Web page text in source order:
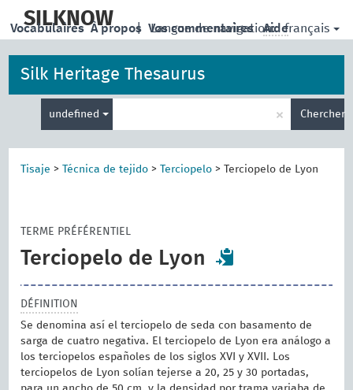
main
SILKNOW | Langue de navigation: français
Vocabulaires À propos Vos commentaires Aide
Silk Heritage Thesaurus
undefined
de
recherche
× Chercher
Tisaje > Técnica de tejido > Terciopelo > Terciopelo de Lyon
TERME PRÉFÉRENTIEL
Terciopelo de Lyon
DÉFINITION
Se denomina así el terciopelo de seda con basamento de
sarga de cuatro negativa. El terciopelo de Lyon era análogo a
los terciopelos españoles de los siglos XVI y XVII. Los
terciopelos de Lyon solían tejerse a 20, 25 y 30 portadas,